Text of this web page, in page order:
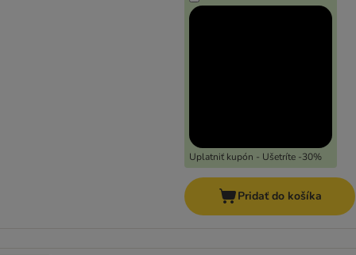
Uplatniť kupón - Ušetríte -30%
Pridať do košíka